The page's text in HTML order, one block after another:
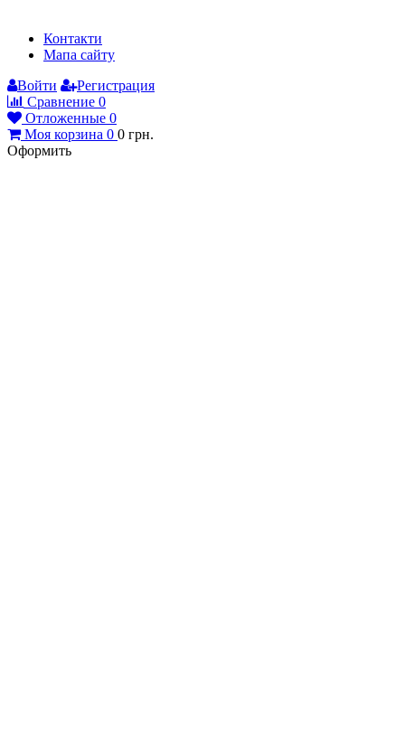
Контакти
Мапа сайту
Войти
Регистрация
Сравнение 0
Отложенные 0
Моя корзина 0 0 грн.
Оформить